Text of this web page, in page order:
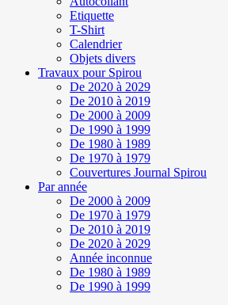
Etiquette
T-Shirt
Calendrier
Objets divers
Travaux pour Spirou
De 2020 à 2029
De 2010 à 2019
De 2000 à 2009
De 1990 à 1999
De 1980 à 1989
De 1970 à 1979
Couvertures Journal Spirou
Par année
De 2000 à 2009
De 1970 à 1979
De 2010 à 2019
De 2020 à 2029
Année inconnue
De 1980 à 1989
De 1990 à 1999